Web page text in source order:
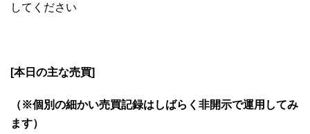
してください
[本日の主な売買]
（※個別の細かい売買記録はしばらく非開示で運用してみ
ます）